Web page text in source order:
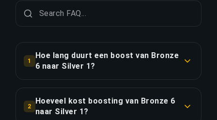
1
Hoe lang duurt een boost van Bronze
6 naar Silver 1?
doorgaans 6-12 uur. Met Priority Order is de
levering ongeveer 25% sneller.
2
Hoeveel kost boosting van Bronze 6
naar Silver 1?